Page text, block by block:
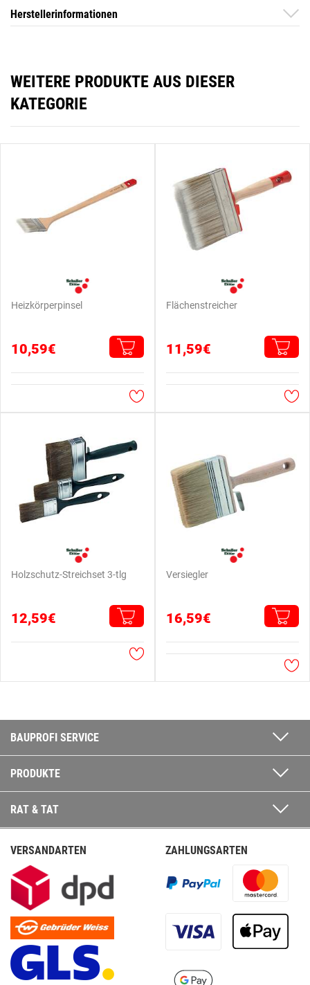
Herstellerinformationen
WEITERE PRODUKTE AUS DIESER
KATEGORIE
Heizkörperpinsel
10,59€
Flächenstreicher
11,59€
Holzschutz-Streichset 3-tlg
12,59€
Versiegler
16,59€
BAUPROFI SERVICE
PRODUKTE
RAT & TAT
VERSANDARTEN ZAHLUNGSARTEN